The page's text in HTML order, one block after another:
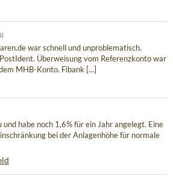
war schnell und unproblematisch.
Überweisung vom Referenzkonto war
MHB-Konto. Fibank [...]
habe noch 1,6% für ein Jahr angelegt. Eine
bei der Anlagenhöhe für normale